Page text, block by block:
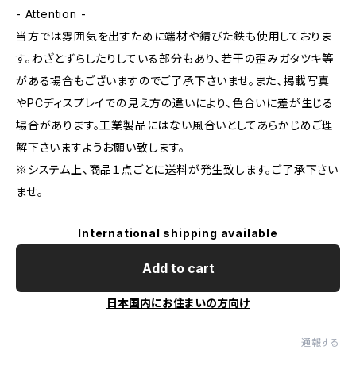
- Attention -
当方では雰囲気を出すために端材や錆びた鉄も使用しておりま
す。わざとずらしたりしている部分もあり、若干の歪みガタツキ等
がある場合もございますのでご了承下さいませ。また、掲載写真
やPCディスプレイでの見え方の違いにより、色合いに差が生じる
場合があります。工業製品にはない風合いとしてあらかじめご理
解下さいますようお願い致します。
※システム上、商品１点ごとに送料が発生致します。ご了承下さい
ませ。
International shipping available
Add to cart
日本国内にお住まいの方向け
通報する